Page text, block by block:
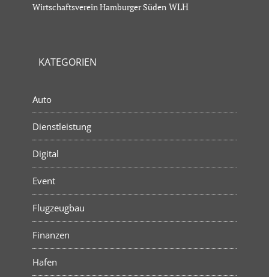
Wirtschaftsverein Hamburger Süden WLH
KATEGORIEN
Auto
Dienstleistung
Digital
Event
Flugzeugbau
Finanzen
Hafen